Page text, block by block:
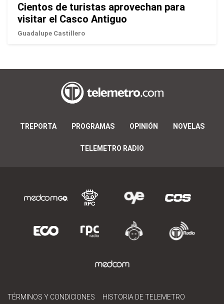
Cientos de turistas aprovechan para
visitar el Casco Antiguo
Guadalupe Castillero
TREPORTA PROGRAMAS OPINIÓN NOVELAS
TELEMETRO RADIO
TÉRMINOS Y CONDICIONES HISTORIA DE TELEMETRO